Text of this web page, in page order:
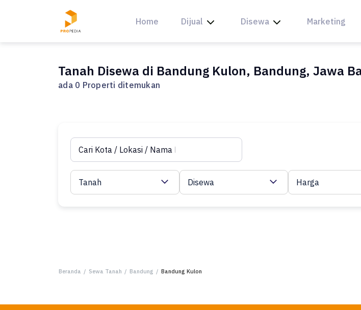
Home Dijual Disewa Marketing
Tanah Disewa di Bandung Kulon, Bandung, Jawa
ada 0 Properti ditemukan
Tanah Disewa Harga
Beranda / Sewa Tanah / Bandung / Bandung Kulon